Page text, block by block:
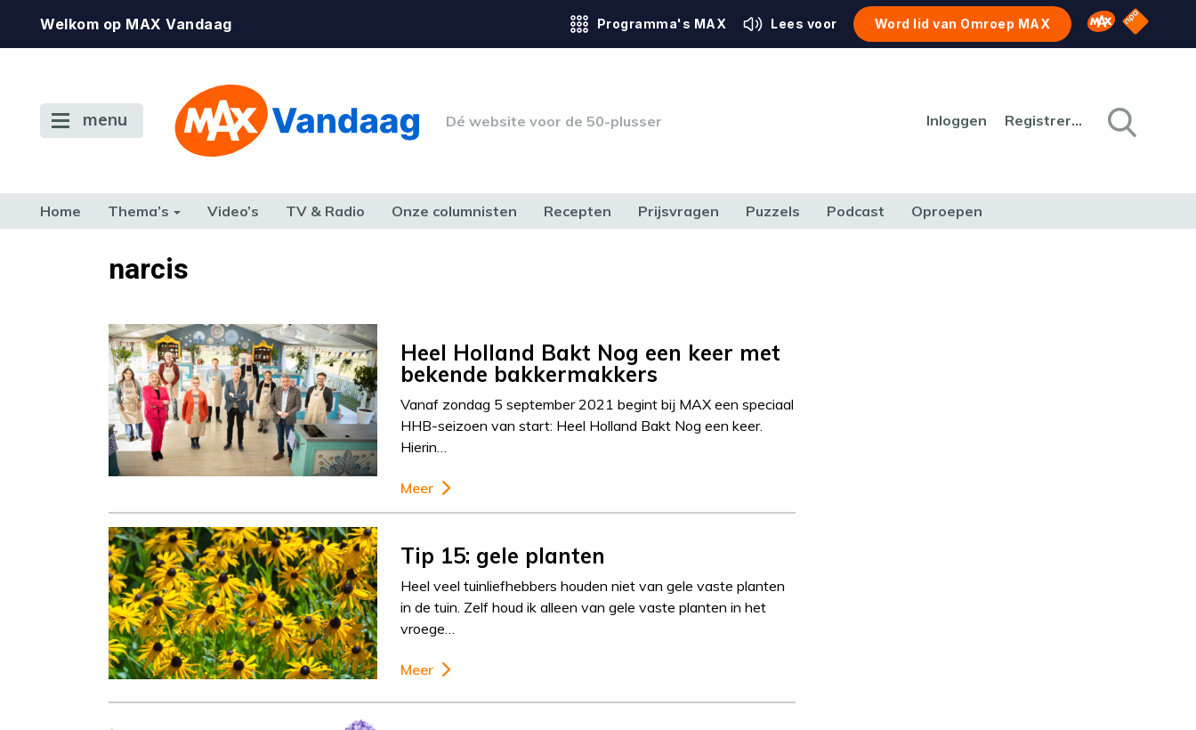
Welkom op MAX Vandaag Programma's MAX Lees voor Word lid van Omroep MAX Omroep MAX
NPO
menu Dé website voor de 50-plusser Inloggen Registreren
Home Thema’s Video’s TV & Radio Onze columnisten Recepten Prijsvragen Puzzels Podcast Oproepen
TERUG NAAR TOENnarcis
Heel Holland Bakt Nog een keer met
bekende bakkermakkers
Vanaf zondag 5 september 2021 begint bij MAX een speciaal
HHB-seizoen van start: Heel Holland Bakt Nog een keer.
Hierin…
Meer
Tip 15: gele planten
Heel veel tuinliefhebbers houden niet van gele vaste planten
in de tuin. Zelf houd ik alleen van gele vaste planten in het
vroege…
Meer